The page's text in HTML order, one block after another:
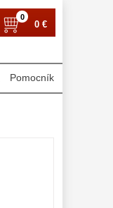
0
0 €
Pomocník